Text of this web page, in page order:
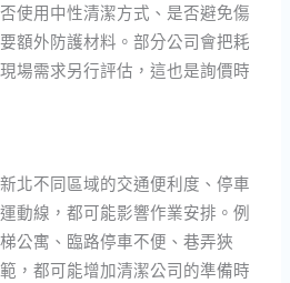
使用中性清潔方式、是否避免傷
額外防護材料。部分公司會把耗
場需求另行評估，這也是詢價時
北不同區域的交通便利度、停車
動線，都可能影響作業安排。例
公寓、臨路停車不便、巷弄狹
，都可能增加清潔公司的準備時